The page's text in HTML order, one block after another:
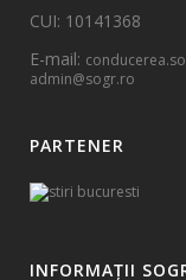
CUI: 10141368
E-mail:
admin@sogr.ro
PARTENER
INFORMAȚII